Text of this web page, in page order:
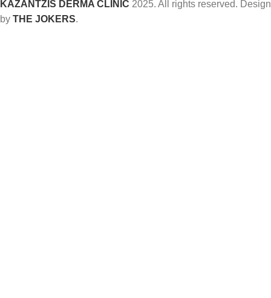
KAZANTZIS DERMA CLINIC 2025. All rights reserved. Design
by THE JOKERS.